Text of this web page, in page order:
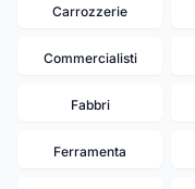
Carrozzerie
Commercialisti
Fabbri
Ferramenta